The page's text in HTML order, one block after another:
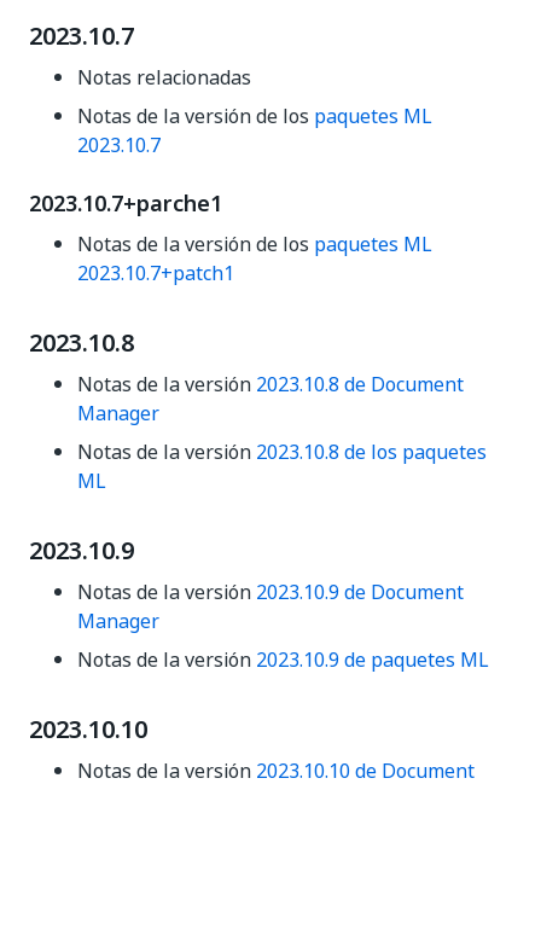
2023.10.7
Notas relacionadas
Notas de la versión de los paquetes ML
2023.10.7
2023.10.7+parche1
Notas de la versión de los paquetes ML
2023.10.7+patch1
2023.10.8
Notas de la versión 2023.10.8 de Document
Manager
Notas de la versión 2023.10.8 de los paquetes
ML
2023.10.9
Notas de la versión 2023.10.9 de Document
Manager
Notas de la versión 2023.10.9 de paquetes ML
2023.10.10
Notas de la versión 2023.10.10 de Document